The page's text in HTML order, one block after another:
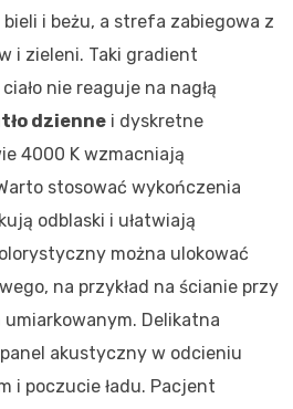
i beżu, a strefa zabiegowa z
i zieleni. Taki gradient
nie reaguje na nagłą
dzienne i dyskretne
4000 K wzmacniają
stosować wykończenia
odblaski i ułatwiają
można ulokować
na przykład na ścianie przy
Delikatna
akustyczny w odcieniu
i poczucie ładu. Pacjent